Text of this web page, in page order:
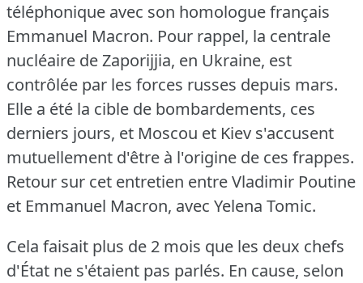
téléphonique avec son homologue français
Emmanuel Macron. Pour rappel, la centrale
nucléaire de Zaporijjia, en Ukraine, est
contrôlée par les forces russes depuis mars.
Elle a été la cible de bombardements, ces
derniers jours, et Moscou et Kiev s'accusent
mutuellement d'être à l'origine de ces frappes.
Retour sur cet entretien entre Vladimir Poutine
et Emmanuel Macron, avec Yelena Tomic.
Cela faisait plus de 2 mois que les deux chefs
d'État ne s'étaient pas parlés. En cause, selon